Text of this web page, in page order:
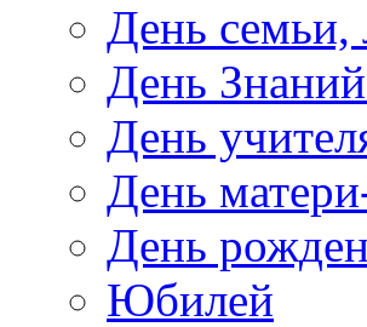
День
День
День
День
День
Юбилей